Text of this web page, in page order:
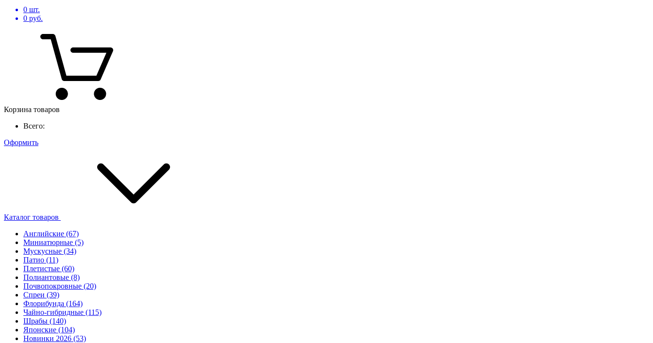
0 шт.
0 руб.
Корзина товаров
Всего:
Оформить
Каталог товаров
Английские (67)
Миниатюрные (5)
Мускусные (34)
Патио (11)
Плетистые (60)
Полиантовые (8)
Почвопокровные (20)
Спреи (39)
Флорибунда (164)
Чайно-гибридные (115)
Шрабы (140)
Японские (104)
Новинки 2026 (53)